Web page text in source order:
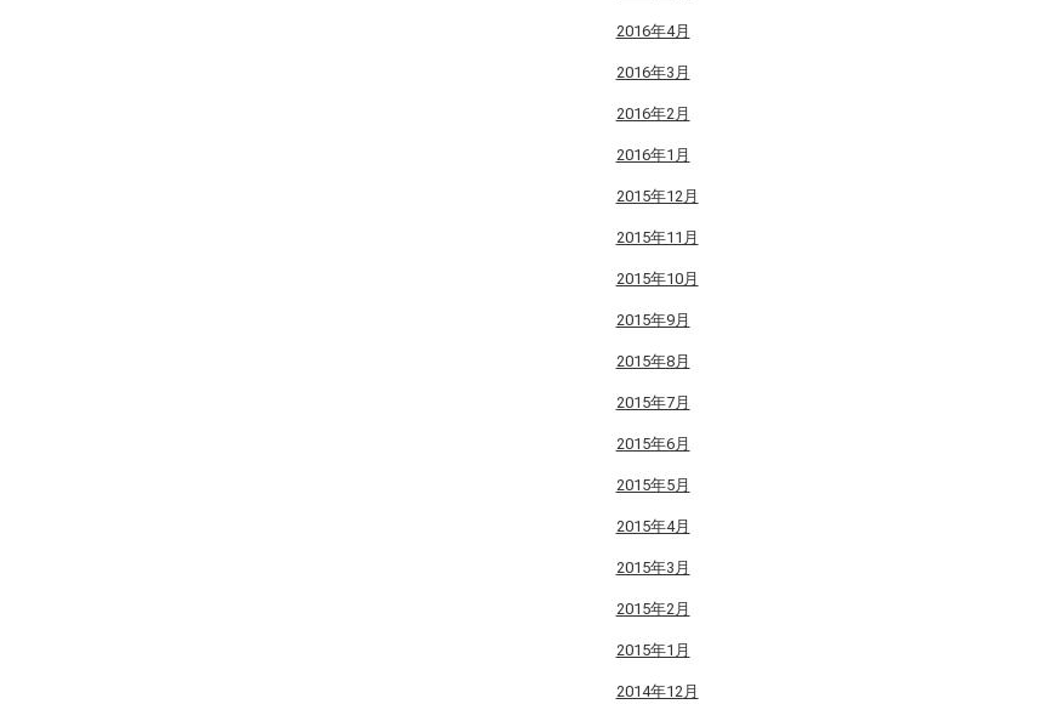
2016年4月
2016年3月
2016年2月
2016年1月
2015年12月
2015年11月
2015年10月
2015年9月
2015年8月
2015年7月
2015年6月
2015年5月
2015年4月
2015年3月
2015年2月
2015年1月
2014年12月